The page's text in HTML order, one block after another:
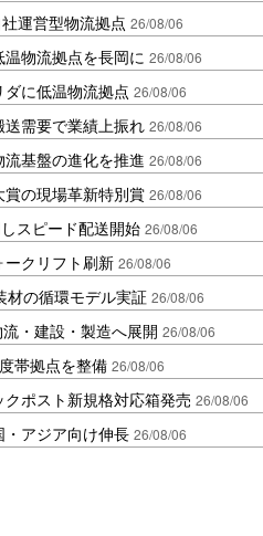
運営型物流拠点 26/08/06
物流拠点を長岡に 26/08/06
に低温物流拠点 26/08/06
需要で業績上振れ 26/08/06
基盤の進化を推進 26/08/06
の現場革新特別賞 26/08/06
スピード配送開始 26/08/06
ークリフト刷新 26/08/06
材の循環モデル実証 26/08/06
・建設・製造へ展開 26/08/06
帯拠点を整備 26/08/06
ポスト新規格対応箱発売 26/08/06
アジア向け伸長 26/08/06